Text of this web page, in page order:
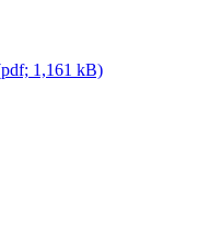
1,161 kB)